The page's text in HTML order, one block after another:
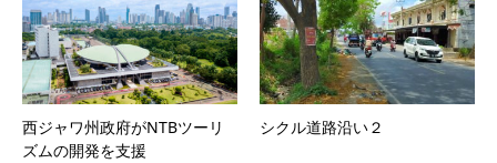
西ジャワ州政府がNTBツーリ
ズムの開発を支援
シクル道路沿い２